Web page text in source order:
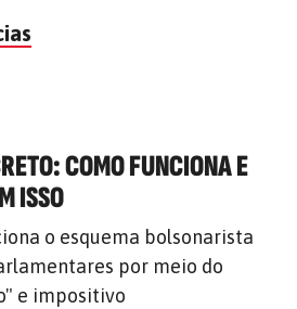
COMO FUNCIONA E
ISSO
o esquema bolsonarista
por meio do
e impositivo